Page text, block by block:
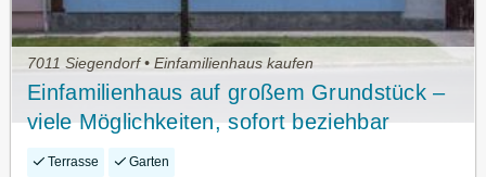
7011 Siegendorf • Einfamilienhaus kaufen
Einfamilienhaus auf großem Grundstück –
viele Möglichkeiten, sofort beziehbar
Terrasse Garten